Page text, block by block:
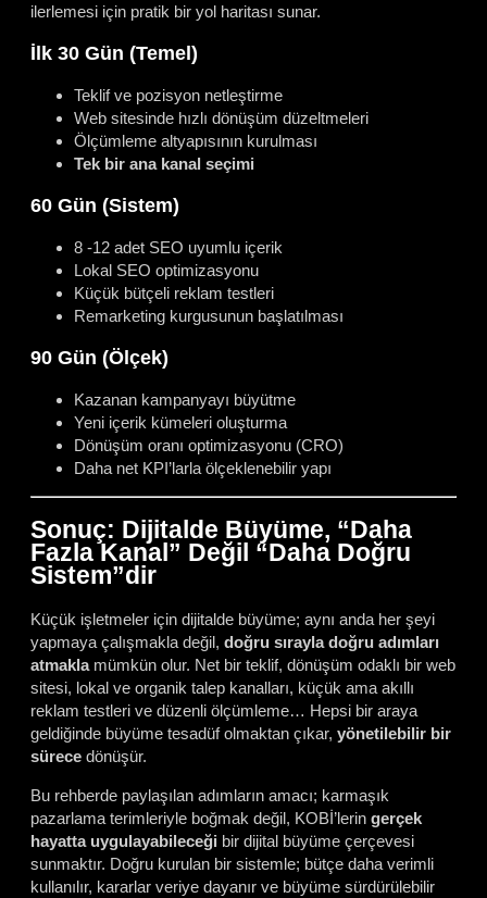
ilerlemesi için pratik bir yol haritası sunar.
İlk 30 Gün (Temel)
Teklif ve pozisyon netleştirme
Web sitesinde hızlı dönüşüm düzeltmeleri
Ölçümleme altyapısının kurulması
Tek bir ana kanal seçimi
60 Gün (Sistem)
8 -12 adet SEO uyumlu içerik
Lokal SEO optimizasyonu
Küçük bütçeli reklam testleri
Remarketing kurgusunun başlatılması
90 Gün (Ölçek)
Kazanan kampanyayı büyütme
Yeni içerik kümeleri oluşturma
Dönüşüm oranı optimizasyonu (CRO)
Daha net KPI’larla ölçeklenebilir yapı
Sonuç: Dijitalde Büyüme, “Daha
Fazla Kanal” Değil “Daha Doğru
Sistem”dir
Küçük işletmeler için dijitalde büyüme; aynı anda her şeyi
yapmaya çalışmakla değil, doğru sırayla doğru adımları
atmaklamümkün olur. Net bir teklif, dönüşüm odaklı bir web
sitesi, lokal ve organik talep kanalları, küçük ama akıllı
reklam testleri ve düzenli ölçümleme… Hepsi bir araya
geldiğinde büyüme tesadüf olmaktan çıkar, yönetilebilir bir
sürece dönüşür.
Bu rehberde paylaşılan adımların amacı; karmaşık
pazarlama terimleriyle boğmak değil, KOBİ’lerin gerçek
hayatta uygulayabileceği bir dijital büyüme çerçevesi
sunmaktır. Doğru kurulan bir sistemle; bütçe daha verimli
kullanılır, kararlar veriye dayanır ve büyüme sürdürülebilir